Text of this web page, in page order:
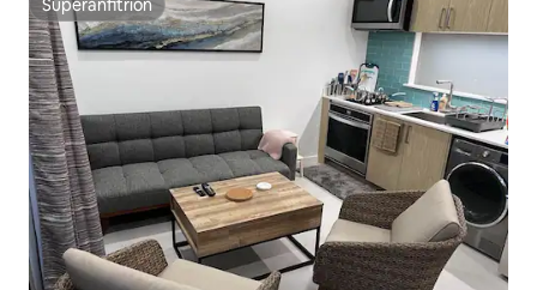
Superanfitrión
Superanfitrión